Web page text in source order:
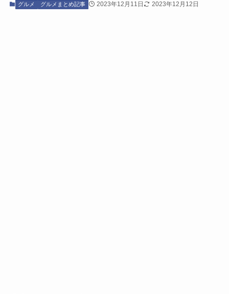
グルメ グルメまとめ記事 2023年12月11日 2023年12月12日